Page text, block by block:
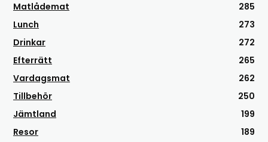
Matlådemat
285
Lunch
273
Drinkar
272
Efterrätt
265
Vardagsmat
262
Tillbehör
250
Jämtland
199
Resor
189